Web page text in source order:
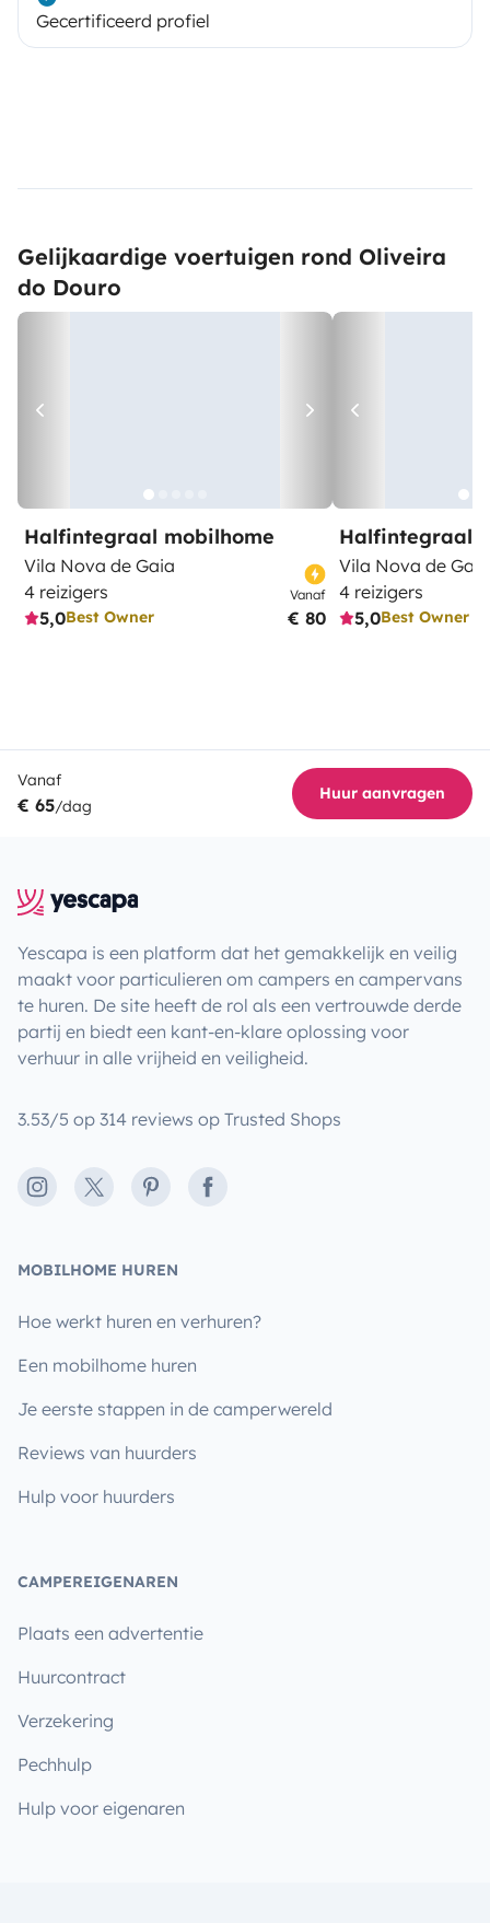
Gecertificeerd profiel
Gelijkaardige voertuigen rond Oliveira
do Douro
Halfintegraal mobilhome
Vila Nova de Gaia
4 reizigers
5,0Best Owner
Vanaf
€ 80
Halfintegraal
Vila Nova de Gaia
4 reizigers
5,0Best Owner
Vanaf
€ 65/dag
Huur aanvragen
Yescapa is een platform dat het gemakkelijk en veilig
maakt voor particulieren om campers en campervans
te huren. De site heeft de rol als een vertrouwde derde
partij en biedt een kant-en-klare oplossing voor
verhuur in alle vrijheid en veiligheid.
3.53/5 op 314 reviews op Trusted Shops
Instagram
X PinterestFacebook
MOBILHOME HUREN
Hoe werkt huren en verhuren?
Een mobilhome huren
Je eerste stappen in de camperwereld
Reviews van huurders
Hulp voor huurders
CAMPEREIGENAREN
Plaats een advertentie
Huurcontract
Verzekering
Pechhulp
Hulp voor eigenaren